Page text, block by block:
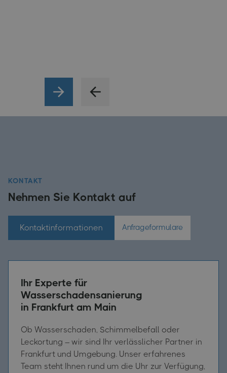
KONTAKT
Nehmen Sie Kontakt auf
Kontaktinformationen Anfrageformulare
Ihr Experte für
Wasserschadensanierung
in Frankfurt am Main
Ob Wasserschaden, Schimmelbefall oder
Leckortung – wir sind Ihr verlässlicher Partner in
Frankfurt und Umgebung. Unser erfahrenes
Team steht Ihnen rund um die Uhr zur Verfügung,